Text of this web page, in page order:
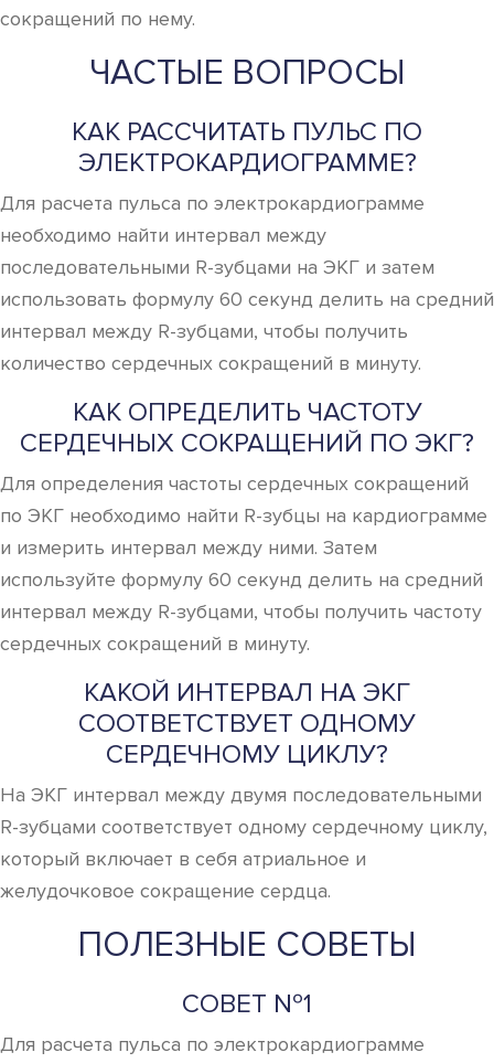
сокращений по нему.
ЧАСТЫЕ ВОПРОСЫ
КАК РАССЧИТАТЬ ПУЛЬС ПО
ЭЛЕКТРОКАРДИОГРАММЕ?
Для расчета пульса по электрокардиограмме
необходимо найти интервал между
последовательными R-зубцами на ЭКГ и затем
использовать формулу 60 секунд делить на средний
интервал между R-зубцами, чтобы получить
количество сердечных сокращений в минуту.
КАК ОПРЕДЕЛИТЬ ЧАСТОТУ
СЕРДЕЧНЫХ СОКРАЩЕНИЙ ПО ЭКГ?
Для определения частоты сердечных сокращений
по ЭКГ необходимо найти R-зубцы на кардиограмме
и измерить интервал между ними. Затем
используйте формулу 60 секунд делить на средний
интервал между R-зубцами, чтобы получить частоту
сердечных сокращений в минуту.
КАКОЙ ИНТЕРВАЛ НА ЭКГ
СООТВЕТСТВУЕТ ОДНОМУ
СЕРДЕЧНОМУ ЦИКЛУ?
На ЭКГ интервал между двумя последовательными
R-зубцами соответствует одному сердечному циклу,
который включает в себя атриальное и
желудочковое сокращение сердца.
ПОЛЕЗНЫЕ СОВЕТЫ
СОВЕТ №1
Для расчета пульса по электрокардиограмме